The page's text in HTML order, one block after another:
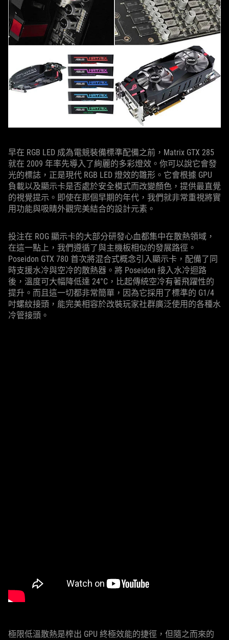
早在 RGB LED 成為電競裝備標準配備之前，Matrix GTX 285
就在 2009 年率先導入了絢麗的多彩燈效。你可以說它會發
光的標誌，正是現代 RGB LED 燈效的雛形。它會根據 GPU
負載以及顯示卡是否處於安全模式而改變顏色，提供最直覺
的視覺提示。即使在那個早期的年代，我們就非常重視將實
用功能與吸睛外觀完美結合的設計元素。
投注在 ROG 顯示卡的大部分研發心血都集中在散熱領域，
在這一點上，我們遵循了與主機板相似的發展路徑。
Poseidon GTX 780 首次將混合式概念引入顯示卡，配備了同
時支援水冷與空冷的散熱器。將 Poseidon 接入水冷迴路
後，溫度可大幅降低達 24°C，比起傳統空冷有著飛躍性的
提升。而且這一切都非常簡單，因為它採用了標準的 G1/4
吋螺紋接頭，能完美相容於改裝玩家社群廣泛使用的各種水
冷管接頭。
極限低溫散熱是榨出 GPU 終極效能的捷徑，但隨之而來的